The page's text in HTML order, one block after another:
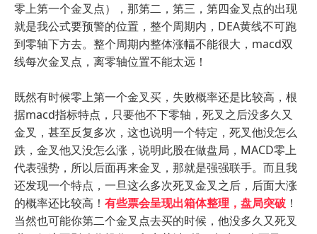
零上第一个金叉点），那第二，第三，第四金叉点的出现
就是我公式要预警的位置，整个周期内，DEA黄线不可跑
到零轴下方去。整个周期内整体涨幅不能很大，macd双
线每次金叉点，离零轴位置不能太远！
既然有时候零上第一个金叉买，失败概率还是比较高，根
据macd指标特点，只要他不下零轴，死叉之后没多久又
金叉，甚至反复多次，这也说明一个特定，死叉他没怎么
跌，金叉他又没怎么涨，说明此股在做盘局，MACD零上
代表强势，所以后面再来金叉，那就是强强联手。而且我
还发现一个特点，一旦这么多次死叉金叉之后，后面大涨
的概率还比较高！ 有些票会呈现出箱体整理，盘局突破！
当然也可能你第二个金叉点去买的时候，他没多久又死叉